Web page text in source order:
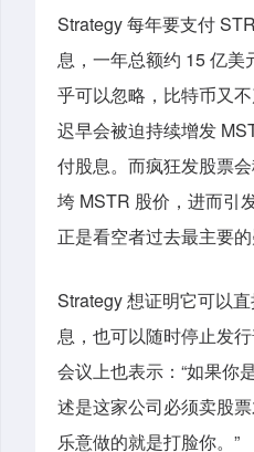
Strategy 每年要支付
息，一年总额约 15 亿美
乎可以忽略，比特币又
迟早会被迫持续增发
付股息。而疯狂发股票
垮 MSTR 股价，进而引
正是看空者过去最主要的
Strategy 想证明它可以
息，也可以随时停止发
会议上也表示：“如果你
述是这家公司必须卖股
乐意做的就是打脸你。”